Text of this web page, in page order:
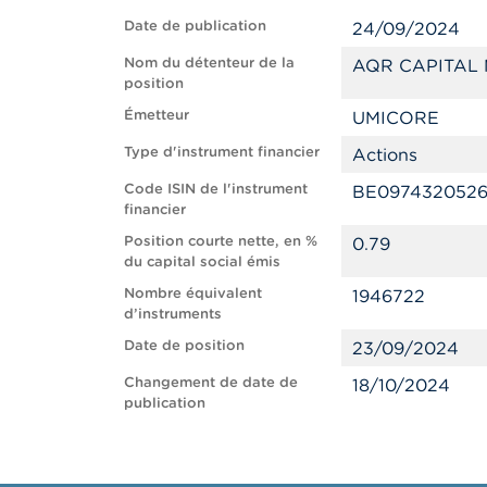
Date de publication 24/09/2024
Nom du détenteur de la
position
AQR CAPITAL
Émetteur UMICORE
Type d'instrument financier Actions
Code ISIN de l'instrument
financier
BE0974320526
Position courte nette, en %
du capital social émis
0.79
Nombre équivalent
d’instruments
1946722
Date de position 23/09/2024
Changement de date de
publication
18/10/2024